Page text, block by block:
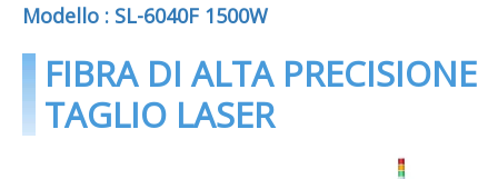
Modello : SL-6040F 1500W
FIBRA DI ALTA PRECISIONE
TAGLIO LASER